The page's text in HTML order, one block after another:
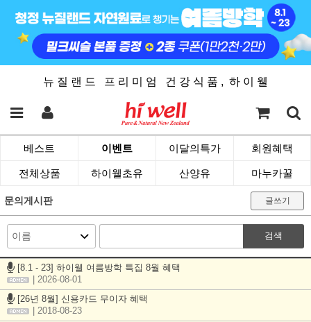
뉴 질 랜 드 프 리 미 엄 건 강 식 품 , 하 이 웰
베스트 이벤트 이달의특가 회원혜택
전체상품 하이웰초유 산양유 마누카꿀
문의게시판 글쓰기
검색
[8.1 - 23] 하이웰 여름방학 특집 8월 혜택
| 2026-08-01
[26년 8월] 신용카드 무이자 혜택
| 2018-08-23